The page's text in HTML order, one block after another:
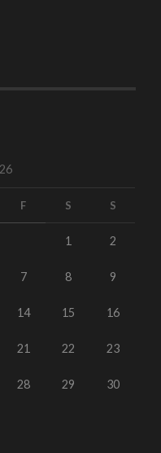
F S S
1 2
7 8 9
14 15 16
21 22 23
28 29 30